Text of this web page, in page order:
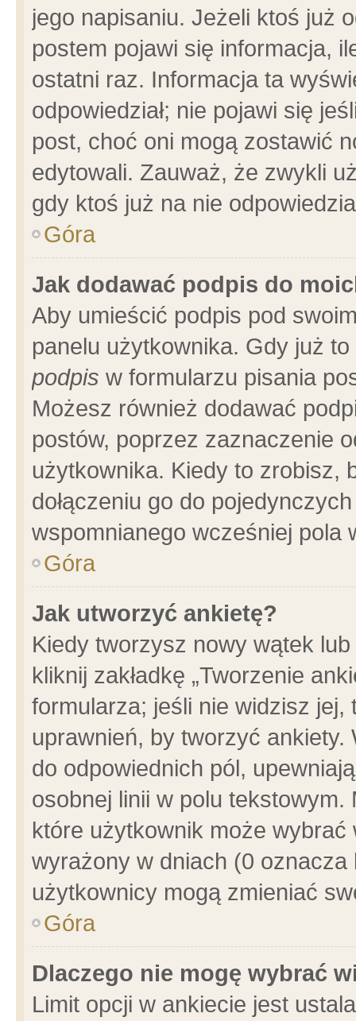
jego napisaniu. Jeżeli ktoś już
postem pojawi się informacja,
ostatni raz. Informacja ta
odpowiedział; nie pojawi się
post, choć oni mogą zostawić
edytowali. Zauważ, że zwykli
gdy ktoś już na nie
Góra
Jak dodawać podpis do
Aby umieścić podpis pod
panelu użytkownika. Gdy już
podpis w formularzu pisania
Możesz również dodawać
postów, poprzez zaznaczenie
użytkownika. Kiedy to zrobisz,
dołączeniu go do
wspomnianego wcześniej pola
Góra
Jak utworzyć ankietę?
Kiedy tworzysz nowy wątek
kliknij zakładkę „Tworzenie
formularza; jeśli nie widzisz
uprawnień, by tworzyć ankiety.
do odpowiednich pól,
osobnej linii w polu
które użytkownik może
wyrażony w dniach (0
użytkownicy mogą zmieniać
Góra
Dlaczego nie mogę wybrać
Limit opcji w ankiecie jest